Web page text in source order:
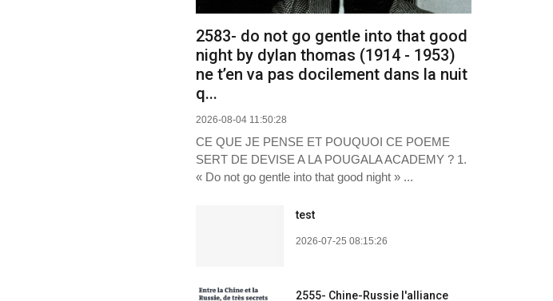
2583- do not go gentle into that good
night by dylan thomas (1914 - 1953)
ne t’en va pas docilement dans la nuit
q...
2026-08-04 11:50:28
CE QUE JE PENSE ET POUQUOI CE POEME
SERT DE DEVISE A LA POUGALA ACADEMY ? 1.
« Do not go gentle into that good night » ...
test
2026-07-25 08:15:26
2555- Chine-Russie l'alliance